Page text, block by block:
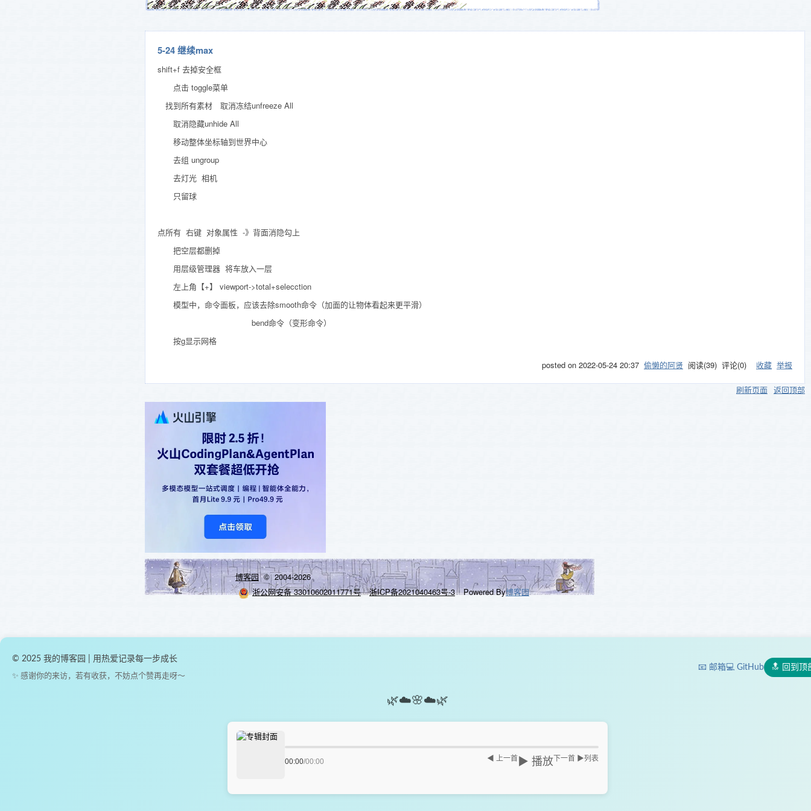
5-24 继续max
shift+f 去掉安全框
点击 toggle菜单
找到所有素材 取消冻结unfreeze All
取消隐藏unhide All
移动整体坐标轴到世界中心
去组 ungroup
去灯光 相机
只留球
点所有 右键 对象属性 -》背面消隐勾上
把空层都删掉
用层级管理器 将车放入一层
左上角【+】 viewport->total+selecction
模型中，命令面板，应该去除smooth命令（加面的让物体看起来更平滑）
bend命令（变形命令）
按g显示网格
posted on 2022-05-24 20:37 偷懒的阿贤 阅读(39) 评论(0) 收藏 举报
刷新页面 返回顶部
博客园© 2004-2026
浙公网安备 33010602011771号
浙ICP备2021040463号-3 Powered By博客园
© 2025 我的博客园 | 用热爱记录每一步成长
✨ 感谢你的来访，若有收获，不妨点个赞再走呀～
📧 邮箱💻 GitHub 🔝 回到顶
🌿☁️🌸☁️🌿
00:00/00:00 ◀ 上一首 ▶ 播放 下一首 ▶列表